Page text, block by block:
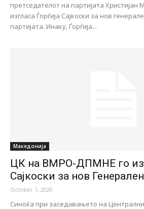
претседателот на партијата Христијан
изгласа Ѓорѓија Сајкоски за нов
партијата. Инаку, Ѓорѓија...
Македонија
ЦК на ВМРО-ДПМНЕ го
Сајкоски за нов
October 1, 2020
Синоќа при заседавањето на